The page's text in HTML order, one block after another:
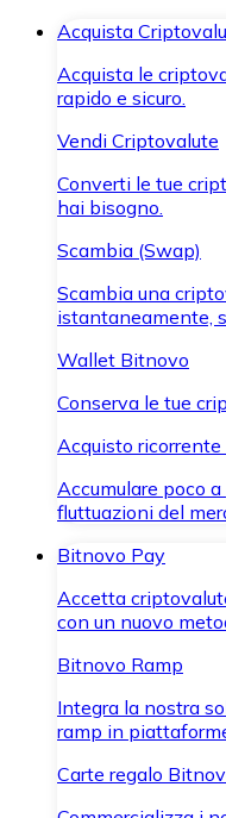
Acquista
Acquista le
rapido e sicuro.
Vendi Criptovalute
Converti le tue
hai bisogno.
Scambia (Swap)
Scambia una
istantaneamente,
Wallet Bitnovo
Conserva le tue
Acquisto ricorrente
Accumulare poco
fluttuazioni del
Bitnovo Pay
Accetta
con un nuovo
Bitnovo Ramp
Integra la nostra
ramp in
Carte regalo